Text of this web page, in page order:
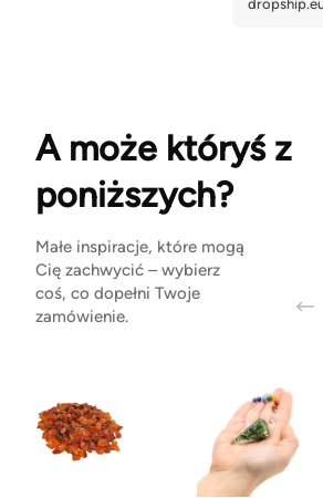
A może któryś z
poniższych?
Małe inspiracje, które mogą
Cię zachwycić – wybierz
coś, co dopełni Twoje
zamówienie.